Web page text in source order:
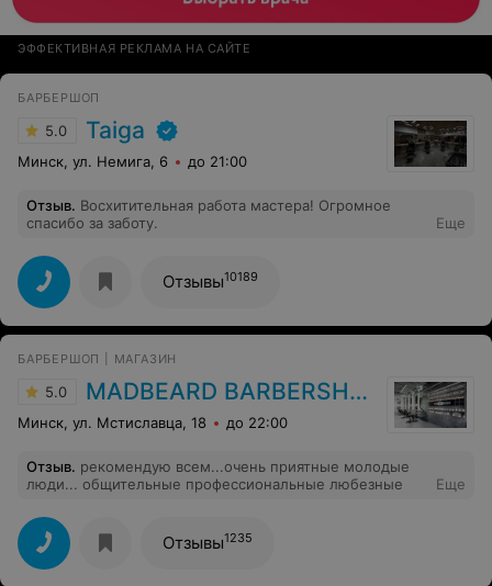
ЭФФЕКТИВНАЯ РЕКЛАМА НА САЙТЕ
БАРБЕРШОП
5.0 Taiga
Минск, ул. Немига, 6 до 21:00
Отзыв. Восхитительная работа мастера! Огромное
спасибо за заботу.
Еще
Отзывы10189
БАРБЕРШОП | МАГАЗИН
5.0 MADBEARD BARBERSHOP
Минск, ул. Мстиславца, 18 до 22:00
Отзыв. рекомендую всем...очень приятные молодые
люди... общительные профессиональные любезные
Еще
Отзывы1235